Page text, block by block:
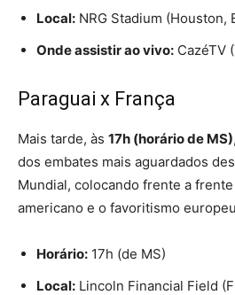
Local: NRG Stadium (Houston,
Onde assistir ao vivo: CazéTV
Paraguai x França
Mais tarde, às 17h (horário de MS)
dos embates mais aguardados
Mundial, colocando frente a
americano e o favoritismo
Horário: 17h (de MS)
Local: Lincoln Financial Field